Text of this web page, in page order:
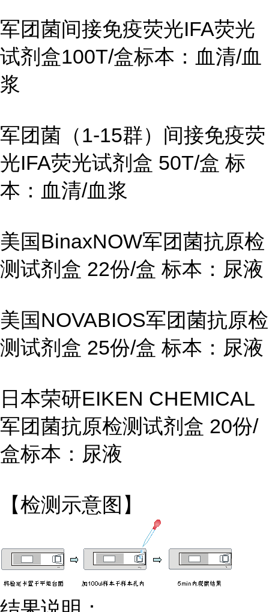
军团菌间接免疫荧光IFA荧光
试剂盒100T/盒标本：血清/血
浆
军团菌（1-15群）间接免疫荧
光IFA荧光试剂盒 50T/盒 标
本：血清/血浆
美国BinaxNOW军团菌抗原检
测试剂盒 22份/盒 标本：尿液
美国NOVABIOS军团菌抗原检
测试剂盒 25份/盒 标本：尿液
日本荣研EIKEN CHEMICAL
军团菌抗原检测试剂盒 20份/
盒标本：尿液
【检测示意图】